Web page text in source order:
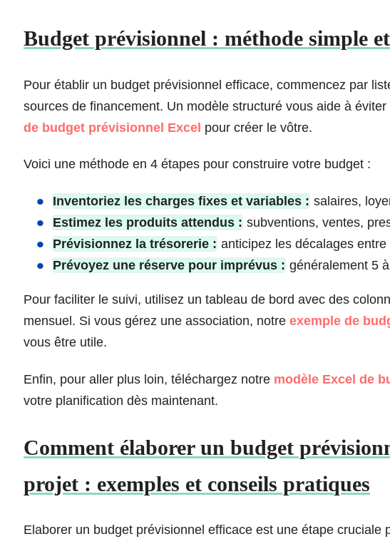
Budget prévisionnel : méthode simple
Pour établir un budget prévisionnel efficace, commencez par
sources de financement. Un modèle structuré vous aide à
de budget prévisionnel Excel pour créer le vôtre.
Voici une méthode en 4 étapes pour construire votre budget :
Inventoriez les charges fixes et variables : salaires,
Estimez les produits attendus : subventions, ventes,
Prévisionnez la trésorerie : anticipez les décalages
Prévoyez une réserve pour imprévus : généralement 5
Pour faciliter le suivi, utilisez un tableau de bord avec des
mensuel. Si vous gérez une association, notre exemple de
vous être utile.
Enfin, pour aller plus loin, téléchargez notre modèle Excel de
votre planification dès maintenant.
Comment élaborer un budget
projet : exemples et conseils pratiques
Elaborer un budget prévisionnel efficace est une étape